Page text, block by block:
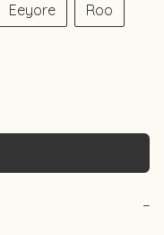
Eeyore Roo
−